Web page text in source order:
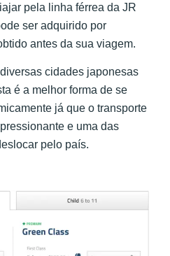
pela linha férrea da JR
ser adquirido por
antes da sua viagem.
cidades japonesas
é a melhor forma de se
já que o transporte
e uma das
pelo país.